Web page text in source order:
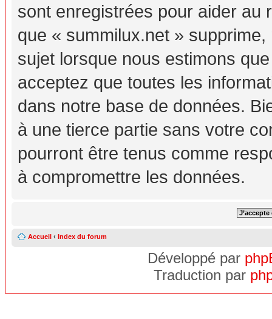
sont enregistrées pour aider au
que « summilux.net »
sujet lorsque nous estimons
acceptez que toutes les
dans notre base de données.
à une tierce partie sans votre
pourront être tenus comme
à compromettre les données.
Accueil ‹ Index du forum
Développé par
Traduction par